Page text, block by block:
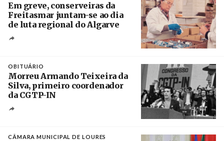
Em greve, conserveiras da
Freitasmar juntam-se ao dia
de luta regional do Algarve
OBITUÁRIO
Morreu Armando Teixeira da
Silva, primeiro coordenador
da CGTP-IN
CÂMARA MUNICIPAL DE LOURES